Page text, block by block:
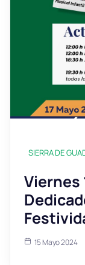
SIERRA DE
Viernes
15 Mayo 2024